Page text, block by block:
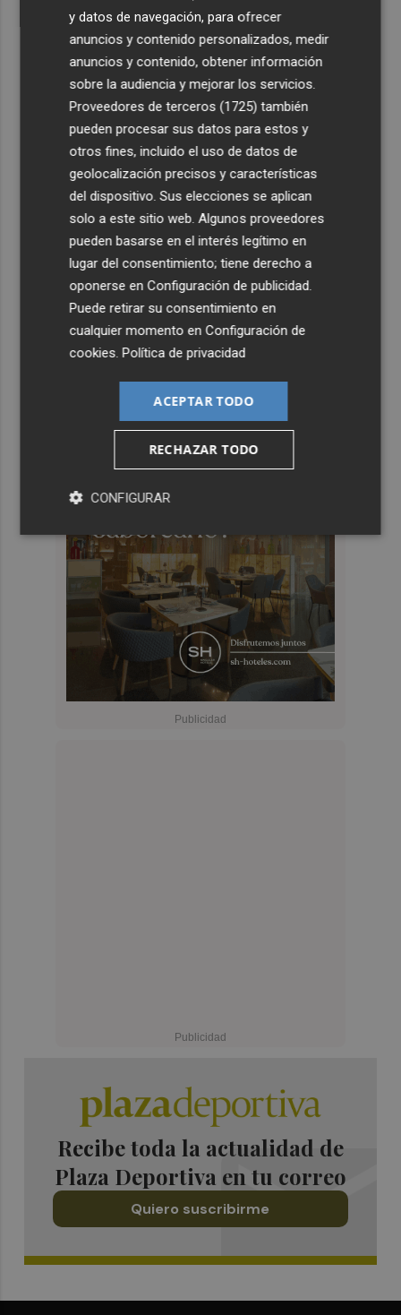
Recibe toda la actualidad de
Plaza Deportiva en tu correo
Quiero suscribirme
y datos de navegación, para ofrecer
anuncios y contenido personalizados, medir
anuncios y contenido, obtener información
sobre la audiencia y mejorar los servicios.
Proveedores de terceros (1725) también
pueden procesar sus datos para estos y
otros fines, incluido el uso de datos de
geolocalización precisos y características
del dispositivo. Sus elecciones se aplican
solo a este sitio web. Algunos proveedores
pueden basarse en el interés legítimo en
lugar del consentimiento; tiene derecho a
oponerse enConfiguración de publicidad
Puede retirar su consentimiento en
cualquier momento enConfiguración de
cookies .Política de privacidad
ACEPTAR TODO
RECHAZAR TODO
CONFIGURAR